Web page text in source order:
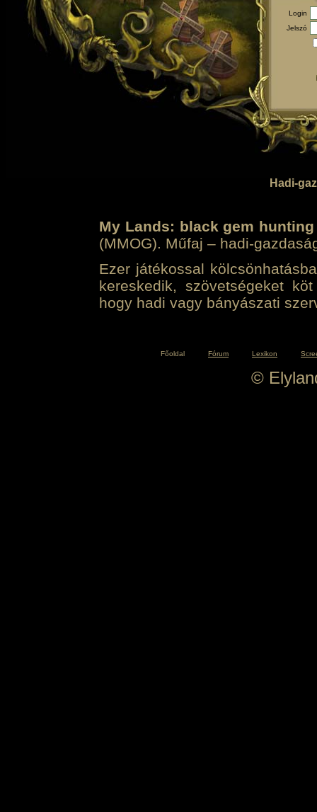
Login
Jelszó
Hadi-
My Lands: black gem hunting
(MMOG). Műfaj – hadi-
Ezer játékossal
kereskedik, szövetségeket
hogy hadi vagy bányászati
Főoldal Fórum Lexikon
©